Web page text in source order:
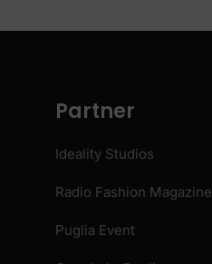
Partner
Ideality Studios
Radio Fashion Magazine
Puglia Event